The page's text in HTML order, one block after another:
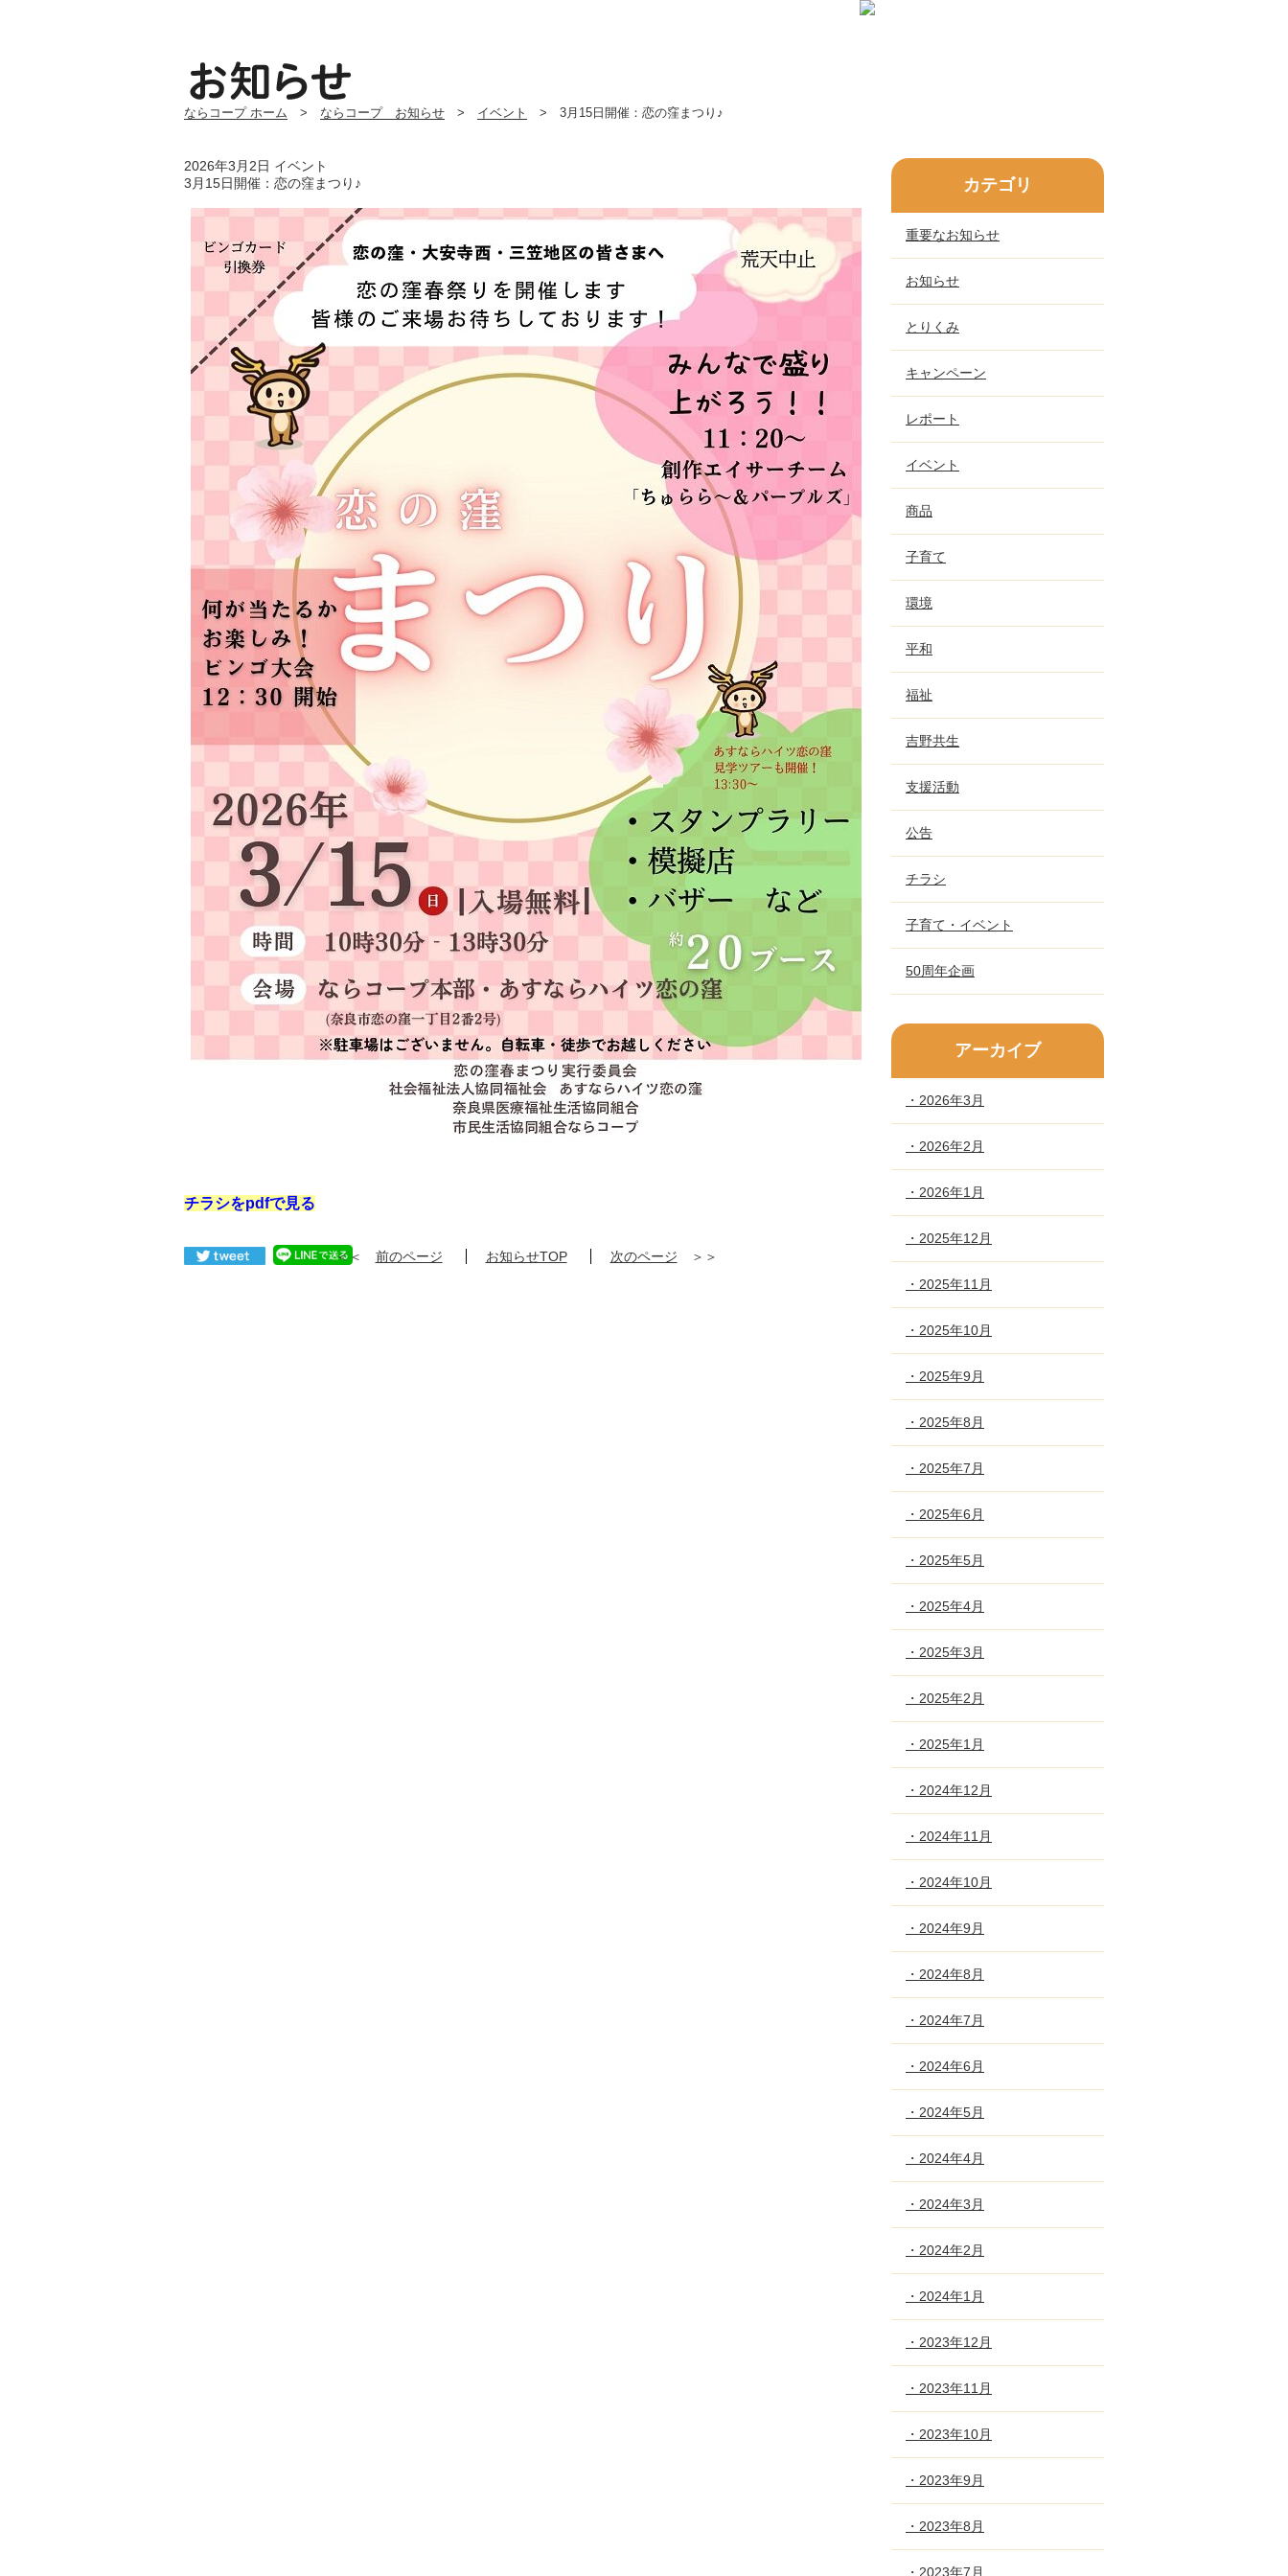
ならコープ ホーム > ならコープ お知らせ > イベント > 3月15日開催：恋の窪まつり♪
2026年3月2日 イベント
3月15日開催：恋の窪まつり♪
チラシをpdfで見る
＜＜ 前のページ お知らせTOP 次のページ ＞＞
カテゴリ
重要なお知らせ
お知らせ
とりくみ
キャンペーン
レポート
イベント
商品
子育て
環境
平和
福祉
吉野共生
支援活動
公告
チラシ
子育て・イベント
50周年企画
アーカイブ
・2026年3月
・2026年2月
・2026年1月
・2025年12月
・2025年11月
・2025年10月
・2025年9月
・2025年8月
・2025年7月
・2025年6月
・2025年5月
・2025年4月
・2025年3月
・2025年2月
・2025年1月
・2024年12月
・2024年11月
・2024年10月
・2024年9月
・2024年8月
・2024年7月
・2024年6月
・2024年5月
・2024年4月
・2024年3月
・2024年2月
・2024年1月
・2023年12月
・2023年11月
・2023年10月
・2023年9月
・2023年8月
・2023年7月